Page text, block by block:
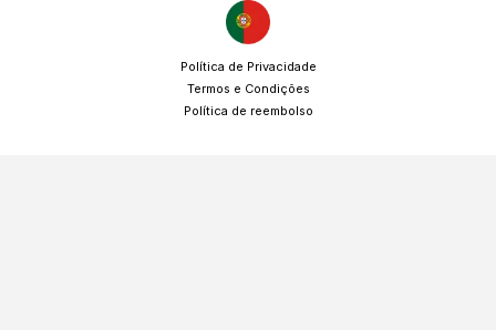
Política de Privacidade
Termos e Condições
Política de reembolso